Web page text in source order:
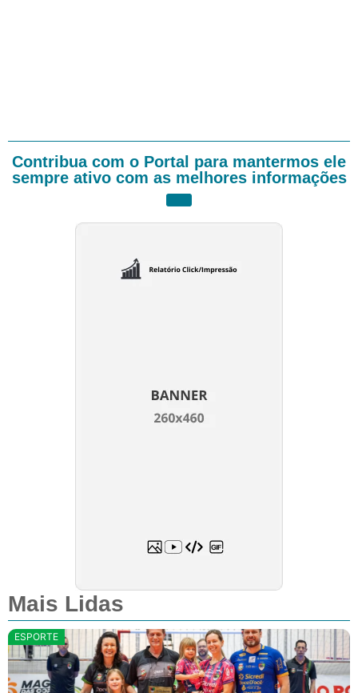
Contribua com o Portal para mantermos ele
sempre ativo com as melhores informações
Mais Lidas
ESPORTE